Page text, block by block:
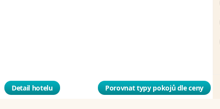
Detail hotelu Porovnat typy pokojů dle ceny